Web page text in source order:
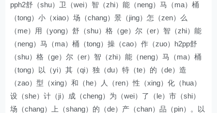
pph2舒（shu）卫（wei）智（zhi）能（neng）马（ma）桶
（tong）小（xiao）场（chang）景（jing）怎（zen）么
（me）用（yong）舒（shu）格（ge）尔（er）智（zhi）能
（neng）马（ma）桶（tong）操（cao）作（zuo）h2pp舒
（shu）格（ge）尔（er）智（zhi）能（neng）马（ma）桶
（tong）以（yi）其（qi）独（du）特（te）的（de）造
（zao）型（xing）和（he）人（ren）性（xing）化（hua）
设（she）计（ji）成（cheng）为（wei）了（le）市（shi）
场（chang）上（shang）的（de）产（chan）品（pin）。以